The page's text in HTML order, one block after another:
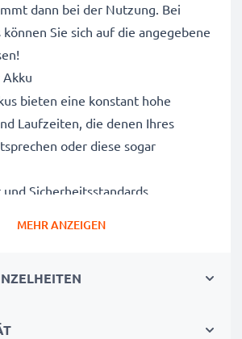
dann bei der Nutzung. Bei
können Sie sich auf die angegebene
bieten eine konstant hohe
Laufzeiten, die denen Ihres
oder diese sogar
Sicherheitsstandards
den höchsten EU-
Alternative
MEHR ANZEIGEN